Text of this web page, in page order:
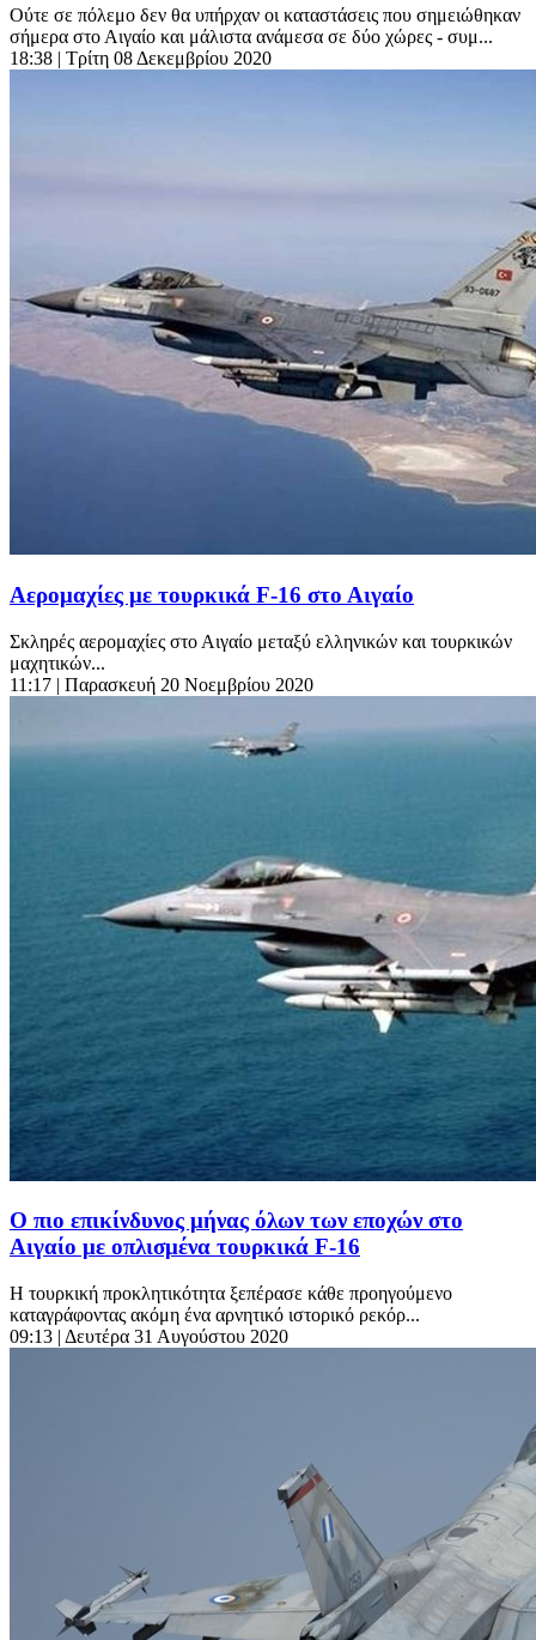
Ούτε σε πόλεμο δεν θα υπήρχαν οι καταστάσεις που σημειώθηκαν
σήμερα στο Αιγαίο και μάλιστα ανάμεσα σε δύο χώρες - συμ...
18:38 | Τρίτη 08 Δεκεμβρίου 2020
Αερομαχίες με τουρκικά F-16 στο Αιγαίο
Σκληρές αερομαχίες στο Αιγαίο μεταξύ ελληνικών και τουρκικών
μαχητικών...
11:17 | Παρασκευή 20 Νοεμβρίου 2020
Ο πιο επικίνδυνος μήνας όλων των εποχών στο
Αιγαίο με οπλισμένα τουρκικά F-16
Η τουρκική προκλητικότητα ξεπέρασε κάθε προηγούμενο
καταγράφοντας ακόμη ένα αρνητικό ιστορικό ρεκόρ...
09:13 | Δευτέρα 31 Αυγούστου 2020